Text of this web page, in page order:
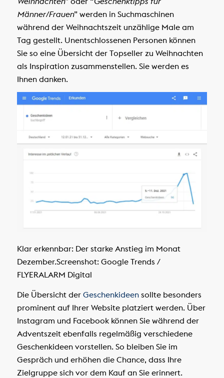
Männer/Frauen” werden in Suchmaschinen
während der Weihnachtszeit unzählige Male am
Tag gestellt. Unentschlossenen Personen können
Sie so eine Übersicht der Topseller zu Weihnachten
als Inspiration zusammenstellen. Sie werden es
Ihnen danken.
Klar erkennbar: Der starke Anstieg im Monat
Dezember.Screenshot: Google Trends /
FLYERALARM Digital
Die Übersicht der Geschenkideensollte besonders
prominent auf Ihrer Website platziert werden. Über
Instagram und Facebook können Sie während der
Adventszeit ebenfalls regelmäßig verschiedene
Geschenkideen vorstellen. So bleiben Sie im
Gespräch und erhöhen die Chance, dass Ihre
Zielgruppe sich vor dem Kauf an Sie erinnert.